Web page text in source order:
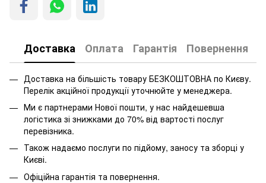
Доставка Оплата Гарантія Повернення
Доставка на більшість товару БЕЗКОШТОВНА по Києву.
Перелік акційної продукції уточнюйте у менеджера.
Ми є партнерами Нової пошти, у нас найдешевша
логістика зі знижками до 70% від вартості послуг
перевізника.
Також надаємо послуги по підйому, заносу та зборці у
Києві.
Офіційна гарантія та повернення.